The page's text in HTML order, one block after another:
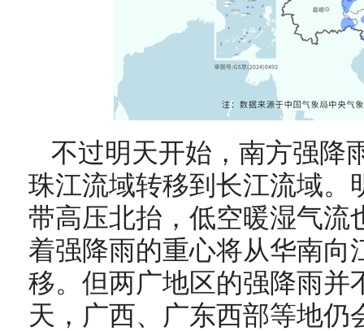
不过明天开始，南方强降
珠江流域转移到长江流域。
带高压北抬，低空暖湿气流
着强降雨的重心将从华南向
移。但两广地区的强降雨并
天，广西、广东西部等地仍